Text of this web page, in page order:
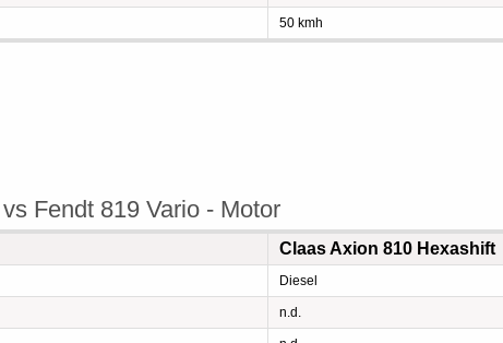
50 kmh
Fendt 819 Vario - Motor
Claas Axion 810 Hexashift
Diesel
n.d.